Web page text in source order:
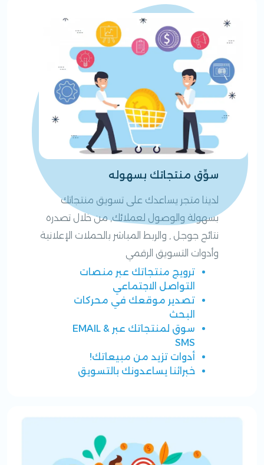
سوِّق منتجاتك بسهوله
لدينا متجر يساعدك على تسويق منتجاتك
بسهولة والوصول لعملائك, من خلال تصدره
نتائج جوجل , والربط المباشر بالحملات الإعلانية
وأدوات التسويق الرقمي
ترويج منتجاتك عبر منصات
التواصل الاجتماعي
تصدير موقعك في محركات
البحث
سوق لمنتجاتك عبر EMAIL &
SMS
أدوات تزيد من مبيعاتك!
خبرائنا يساعدونك بالتسويق